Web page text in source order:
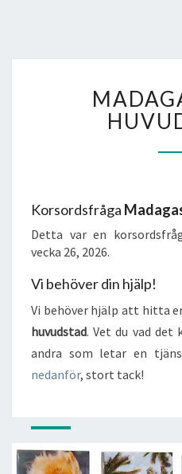
Korsordsfråga
Detta var en
vecka 26, 2026.
Vi behöver din hjälp!
Vi behöver hjälp att hitta
huvudstad. Vet du vad det
andra som letar en
nedanför, stort tack!